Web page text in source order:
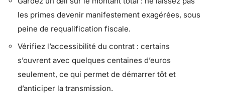
les primes devenir manifestement exagérées, sous
peine de requalification fiscale.
Vérifiez l’accessibilité du contrat : certains
s’ouvrent avec quelques centaines d’euros
seulement, ce qui permet de démarrer tôt et
d’anticiper la transmission.